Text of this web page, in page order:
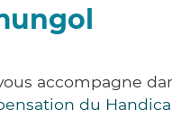
accompagne
du